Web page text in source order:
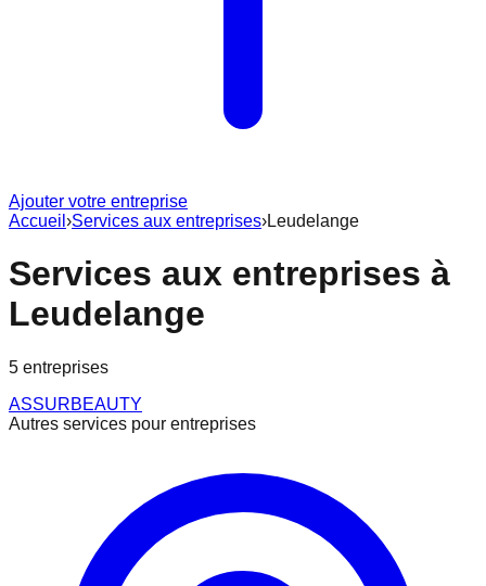
Ajouter votre entreprise
Accueil ›Services aux entreprises›Leudelange
Services aux entreprises à
Leudelange
5 entreprises
ASSURBEAUTY
Autres services pour entreprises